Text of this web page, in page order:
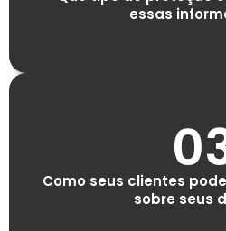
essas
Como seus clientes
sobre seus